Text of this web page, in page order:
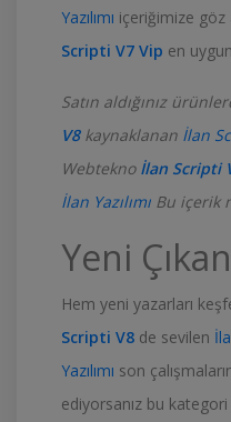
Yazılımı içeriğimize göz
Scripti V7 Vip en
Satın aldığınız
V8kaynaklanan İlan
Webtekno İlan Scripti
İlan Yazılımı Bu içerik
Yeni
Hem yeni yazarları
Scripti V8 de sevilen
Yazılımı son
ediyorsanız bu